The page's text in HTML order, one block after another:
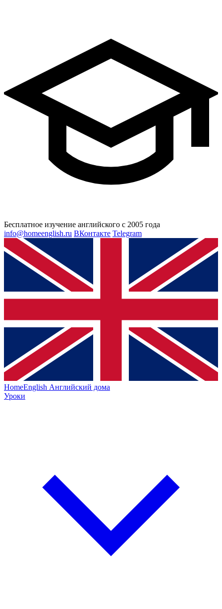
Бесплатное изучение английского с 2005 года
info@homeenglish.ru ВКонтакте Telegram
HomeEnglish Английский дома
Уроки